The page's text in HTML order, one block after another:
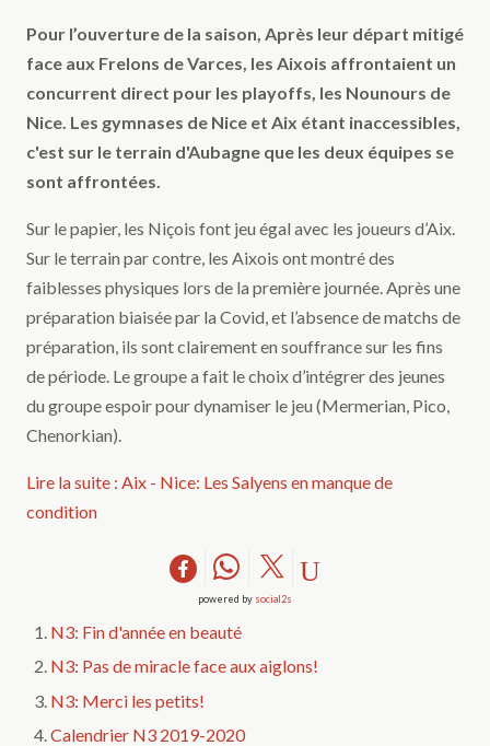
Pour l’ouverture de la saison, Après leur départ mitigé
face aux Frelons de Varces, les Aixois affrontaient un
concurrent direct pour les playoffs, les Nounours de
Nice. Les gymnases de Nice et Aix étant inaccessibles,
c'est sur le terrain d'Aubagne que les deux équipes se
sont affrontées.
Sur le papier, les Niçois font jeu égal avec les joueurs d’Aix.
Sur le terrain par contre, les Aixois ont montré des
faiblesses physiques lors de la première journée. Après une
préparation biaisée par la Covid, et l’absence de matchs de
préparation, ils sont clairement en souffrance sur les fins
de période. Le groupe a fait le choix d’intégrer des jeunes
du groupe espoir pour dynamiser le jeu (Mermerian, Pico,
Chenorkian).
Lire la suite : Aix - Nice: Les Salyens en manque de
condition
powered by social2s
N3: Fin d'année en beauté
N3: Pas de miracle face aux aiglons!
N3: Merci les petits!
Calendrier N3 2019-2020